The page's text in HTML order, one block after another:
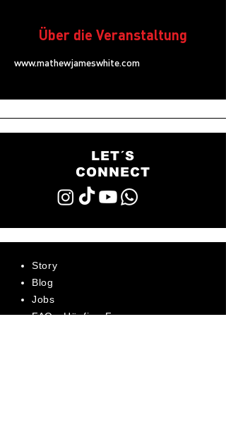
Über die Veranstaltung
www.mathewjameswhite.com
LET´S
CONNECT
Story
Blog
Jobs
FAQ - Häufige Fragen